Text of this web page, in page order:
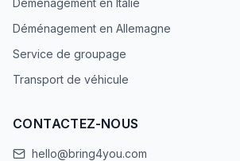
Déménagement en Italie
Déménagement en Allemagne
Service de groupage
Transport de véhicule
CONTACTEZ-NOUS
hello@bring4you.com